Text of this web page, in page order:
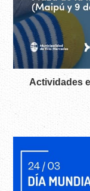
Actividades